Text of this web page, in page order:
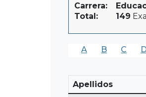
Carrera:
Total:
149
A B C
Apellidos